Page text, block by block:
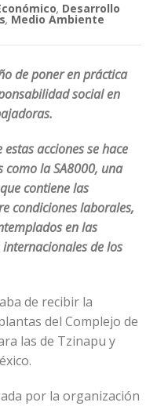
, Desarrollo
, Medio Ambiente
de poner en práctica
social en
acciones se hace
como la SA8000, una
contiene las
condiciones laborales,
en las
de los
de recibir la
del Complejo de
las de Tzinapu y
por la organización